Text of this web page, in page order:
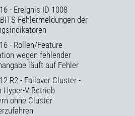
- Ereignis ID 1008
Fehlermeldungen der
- Rollen/Feature
wegen fehlender
läuft auf Fehler
R2 - Failover Cluster -
Hyper-V Betrieb
ohne Cluster